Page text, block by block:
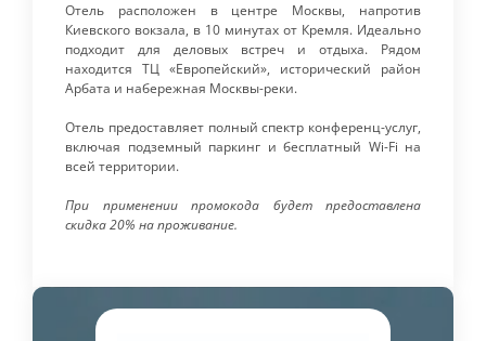
Отель расположен в центре Москвы, напротив
Киевского вокзала, в 10 минутах от Кремля. Идеально
подходит для деловых встреч и отдыха. Рядом
находится ТЦ «Европейский», исторический район
Арбата и набережная Москвы-реки.
Отель предоставляет полный спектр конференц-услуг,
включая подземный паркинг и бесплатный Wi-Fi на
всей территории.
При применении промокода будет предоставлена
скидка 20% на проживание.